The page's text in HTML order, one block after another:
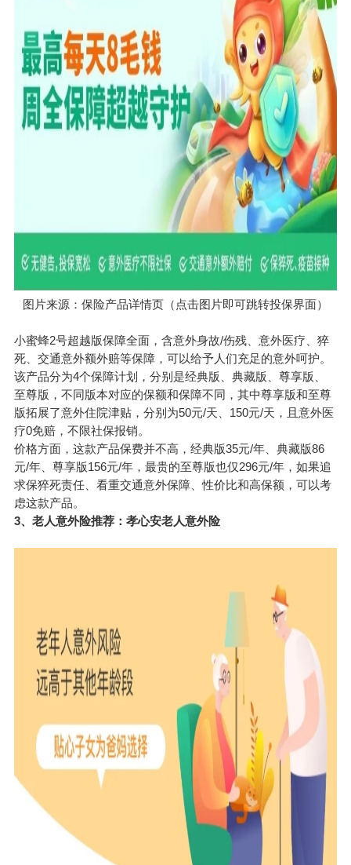
图片来源：保险产品详情页（点击图片即可跳转投保界面）
小蜜蜂2号超越版保障全面，含意外身故/伤残、意外医疗、猝
死、交通意外额外赔等保障，可以给予人们充足的意外呵护。
该产品分为4个保障计划，分别是经典版、典藏版、尊享版、
至尊版，不同版本对应的保额和保障不同，其中尊享版和至尊
版拓展了意外住院津贴，分别为50元/天、150元/天，且意外医
疗0免赔，不限社保报销。
价格方面，这款产品保费并不高，经典版35元/年、典藏版86
元/年、尊享版156元/年，最贵的至尊版也仅296元/年，如果追
求保猝死责任、看重交通意外保障、性价比和高保额，可以考
虑这款产品。
3、老人意外险推荐： 孝心安老人意外险